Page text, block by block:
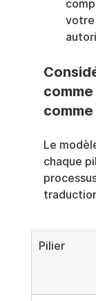
votre
Le
chaque
Pilier